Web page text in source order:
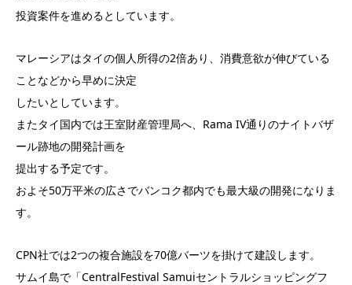
投資案件を進めるとしています。
マレーシアはタイの個人所得の2倍あり、消費意欲が伸びている
ことなどから早めに決定
したいとしています。
またタイ国内では王室財産管理局へ、Rama IV通りのナイトバザ
ール跡地の開発計画を
提出する予定です。
およそ50万平米の広さでバンコク都内でも最大級の開発になりま
す。
CPN社では2つの複合施設を70億バーツを掛けて建設します。
サムイ島で「CentralFestival Samuiセントラルショッピングフ